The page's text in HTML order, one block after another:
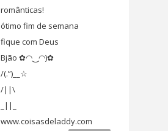
românticas!
ótimo fim de semana
fique com Deus
Bjão ✿◠‿◠)✿
/(.”)__☆
/||\
_||_
www.coisasdeladdy.com